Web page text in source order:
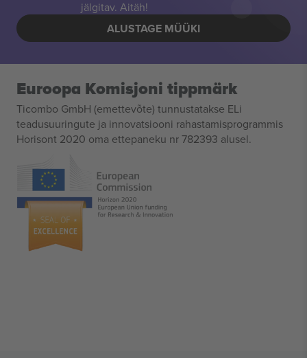
jälgitav. Aitäh!
ALUSTAGE MÜÜKI
Euroopa Komisjoni tippmärk
Ticombo GmbH (emettevõte) tunnustatakse ELi
teadusuuringute ja innovatsiooni rahastamisprogrammis
Horisont 2020 oma ettepaneku nr 782393 alusel.